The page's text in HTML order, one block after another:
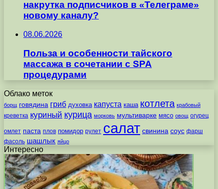
накрутка подписчиков в «Телеграме»
новому каналу?
08.06.2026
Польза и особенности тайского
массажа в сочетании с SPA
процедурами
Облако меток
борщ говядина гриб духовка капуста каша котлета крабовый
креветка куриный курица морковь мультиварке мясо овощ огурец
омлет паста плов помидор рулет салат свинина соус фарш
фасоль шашлык яйцо
Интересно